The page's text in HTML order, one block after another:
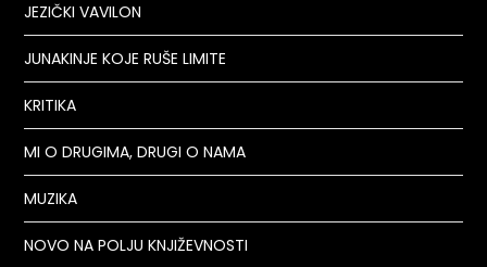
JEZIČKI VAVILON
JUNAKINJE KOJE RUŠE LIMITE
KRITIKA
MI O DRUGIMA, DRUGI O NAMA
MUZIKA
NOVO NA POLJU KNJIŽEVNOSTI